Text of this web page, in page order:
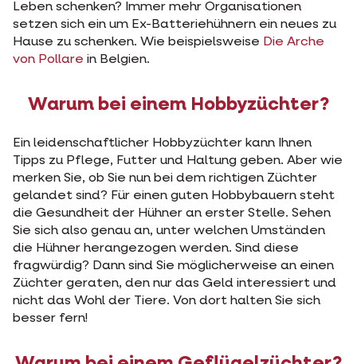
Leben schenken? Immer mehr Organisationen
setzen sich ein um Ex-Batteriehühnern ein neues zu
Hause zu schenken. Wie beispielsweise Die Arche
von Pollare in Belgien.
Warum bei einem Hobbyzüchter?
Ein leidenschaftlicher Hobbyzüchter kann Ihnen
Tipps zu Pflege, Futter und Haltung geben. Aber wie
merken Sie, ob Sie nun bei dem richtigen Züchter
gelandet sind? Für einen guten Hobbybauern steht
die Gesundheit der Hühner an erster Stelle. Sehen
Sie sich also genau an, unter welchen Umständen
die Hühner herangezogen werden. Sind diese
fragwürdig? Dann sind Sie möglicherweise an einen
Züchter geraten, den nur das Geld interessiert und
nicht das Wohl der Tiere. Von dort halten Sie sich
besser fern!